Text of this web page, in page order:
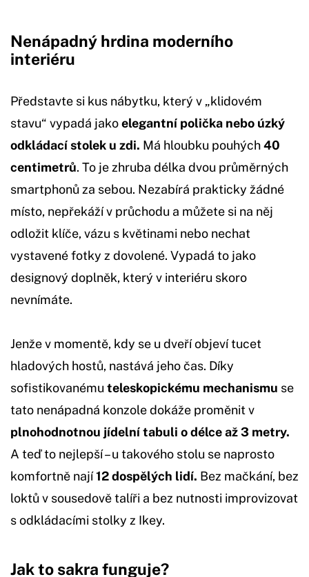
Nenápadný hrdina moderního
interiéru
Představte si kus nábytku, který v „klidovém
stavu“ vypadá jakoelegantní polička nebo úzký
odkládací stolek u zdi. Má hloubku pouhých40
centimetrů. To je zhruba délka dvou průměrných
smartphonů za sebou. Nezabírá prakticky žádné
místo, nepřekáží v průchodu a můžete si na něj
odložit klíče, vázu s květinami nebo nechat
vystavené fotky z dovolené. Vypadá to jako
designový doplněk, který v interiéru skoro
nevnímáte.
Jenže v momentě, kdy se u dveří objeví tucet
hladových hostů, nastává jeho čas. Díky
sofistikovanému teleskopickému mechanismu se
tato nenápadná konzole dokáže proměnit v
plnohodnotnou jídelní tabuli o délce až 3 metry.
A teď to nejlepší – u takového stolu se naprosto
komfortně nají12 dospělých lidí. Bez mačkání, bez
loktů v sousedově talíři a bez nutnosti improvizovat
s odkládacími stolky z Ikey.
Jak to sakra funguje?